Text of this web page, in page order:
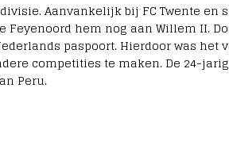
Aanvankelijk bij FC Twente en
Feyenoord hem nog aan Willem II.
paspoort. Hierdoor was het
competities te maken. De 24-
Peru.